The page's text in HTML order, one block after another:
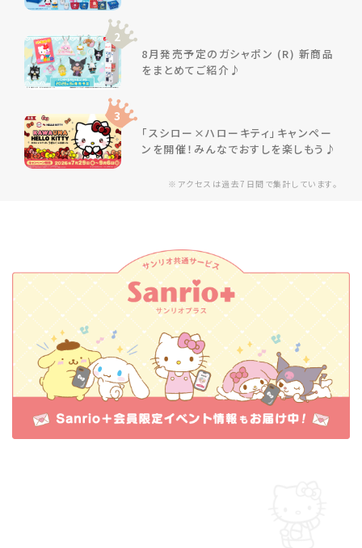
※アクセスは過去7日間で集計しています。
2
8月発売予定のガシャポン (R) 新商品
をまとめてご紹介♪
3
「スシロー×ハローキティ」キャンペー
ンを開催！みんなでおすしを楽しもう♪